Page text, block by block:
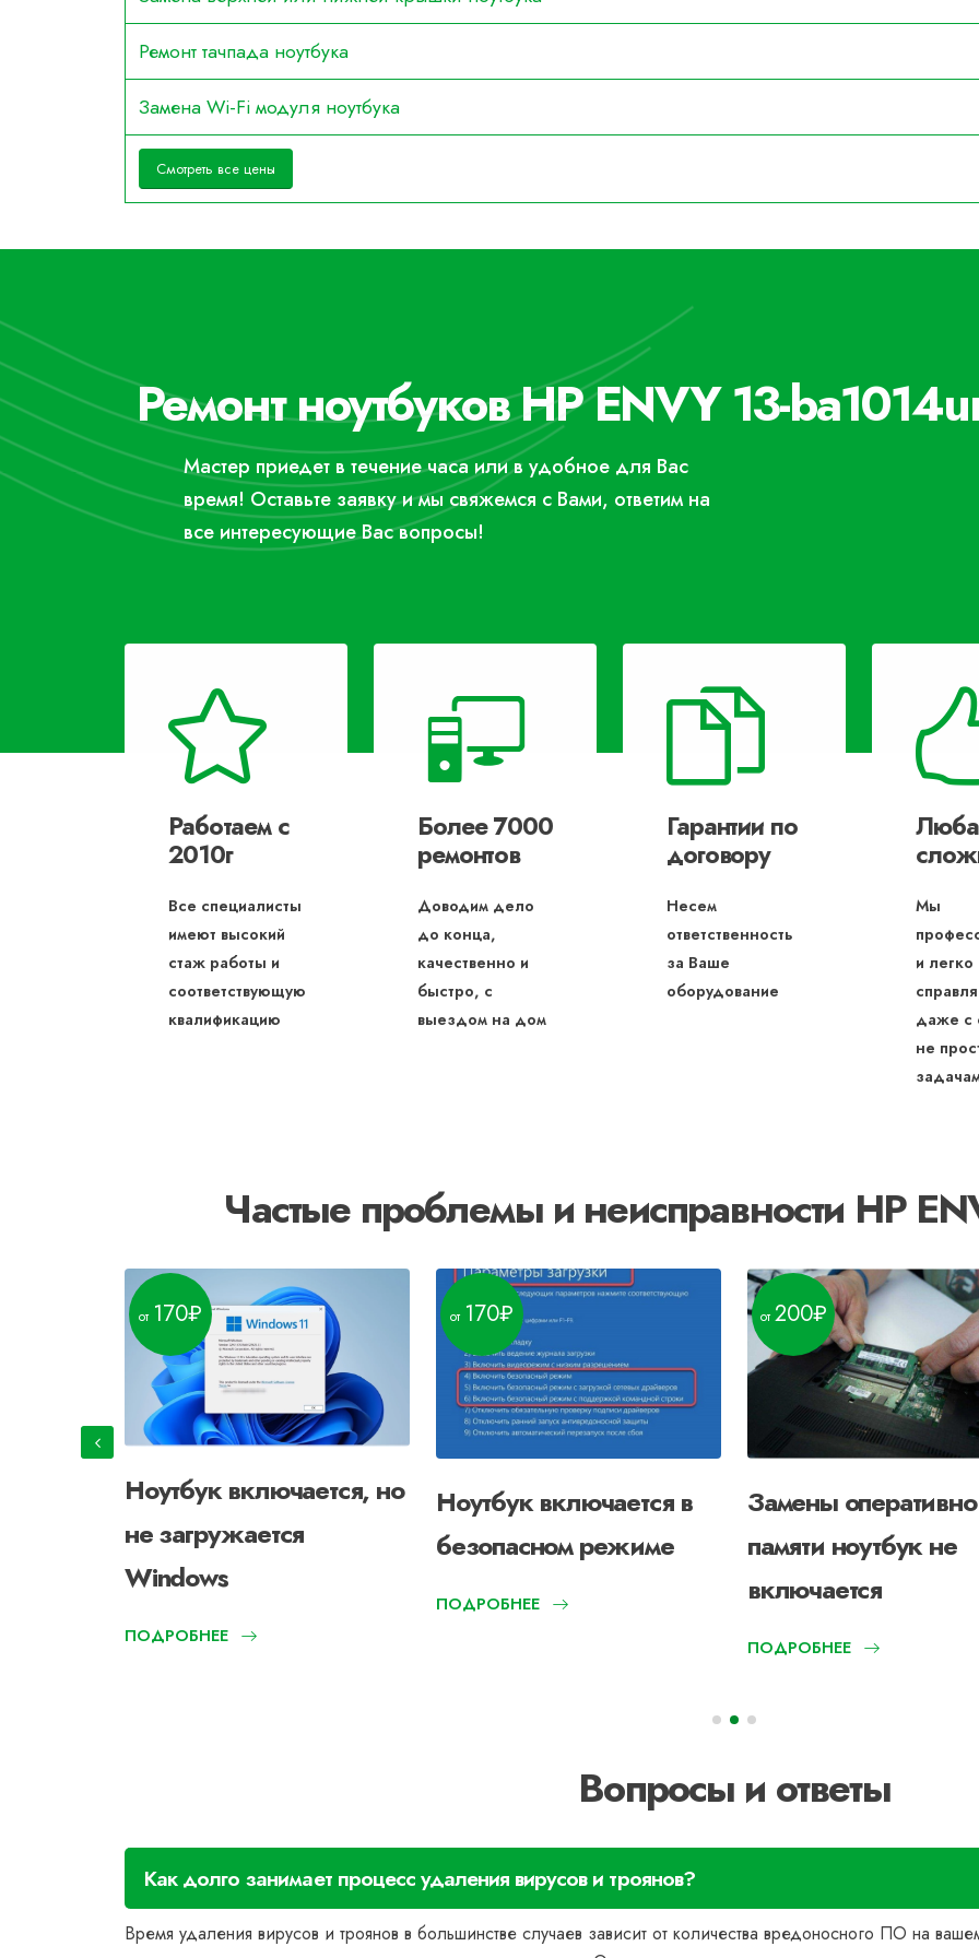
Ремонт тачпада ноутбука
Замена Wi-Fi модуля ноутбука
Смотреть все цены
Ремонт ноутбуков HP ENVY 13-
Мастер приедет в течение часа или в удобное для Вас
время! Оставьте заявку и мы свяжемся с Вами, ответим на
все интересующие Вас вопросы!
Работаем с
2010г
Все специалисты
имеют высокий
стаж работы и
соответствующую
квалификацию
Более 7000
ремонтов
Доводим дело
до конца,
качественно и
быстро, с
выездом на дом
Гарантии по
договору
Несем
ответственность
за Ваше
оборудование
Мы
и легко
даже с
не
Частые проблемы и неисправности HP
Ноутбук включается, но
не загружается
Windows
170
ПОДРОБНЕЕ
Ноутбук включается в
безопасном режиме
170
ПОДРОБНЕЕ
Замены
памяти ноутбук не
включается
200
ПОДРОБНЕЕ
Вопросы и ответы
Как долго занимает процесс удаления вирусов и троянов?
Время удаления вирусов и троянов в большинстве случаев зависит от количества вредоносного ПО на